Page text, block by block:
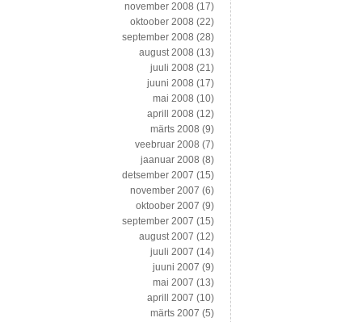
november 2008 (17)
oktoober 2008 (22)
september 2008 (28)
august 2008 (13)
juuli 2008 (21)
juuni 2008 (17)
mai 2008 (10)
aprill 2008 (12)
märts 2008 (9)
veebruar 2008 (7)
jaanuar 2008 (8)
detsember 2007 (15)
november 2007 (6)
oktoober 2007 (9)
september 2007 (15)
august 2007 (12)
juuli 2007 (14)
juuni 2007 (9)
mai 2007 (13)
aprill 2007 (10)
märts 2007 (5)